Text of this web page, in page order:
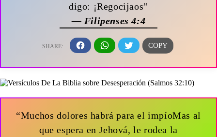
digo: ¡Regocijaos”
— Filipenses 4:4
“Muchos dolores habrá para el impíoMas al
que espera en Jehová, le rodea la